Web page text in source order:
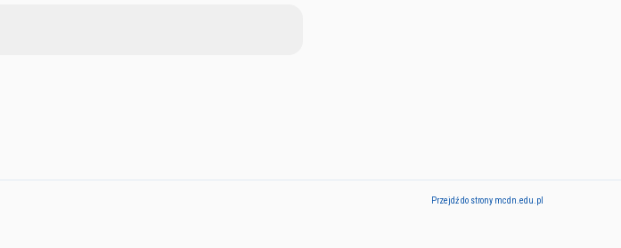
Przejdź do strony mcdn.edu.pl